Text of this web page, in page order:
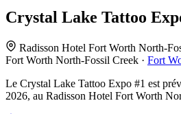
Crystal Lake Tattoo
Radisson Hotel Fort Worth North-
Fort Worth North-Fossil Creek · Fort
Le Crystal Lake Tattoo Expo #1 est
2026, au Radisson Hotel Fort Worth